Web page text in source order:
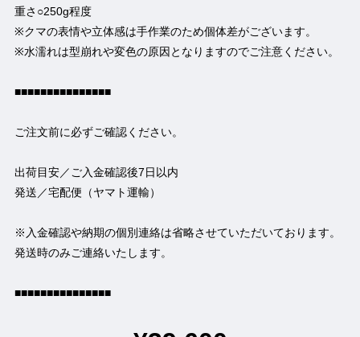
重さ○250g程度
※クマの表情や立体感は手作業のため個体差がございます。
※水濡れは型崩れや変色の原因となりますのでご注意ください。
■■■■■■■■■■■■■■■
ご注文前に必ずご確認ください。
出荷目安／ご入金確認後7日以内
発送／宅配便（ヤマト運輸）
※入金確認や納期の個別連絡は省略させていただいております。
発送時のみご連絡いたします。
■■■■■■■■■■■■■■■